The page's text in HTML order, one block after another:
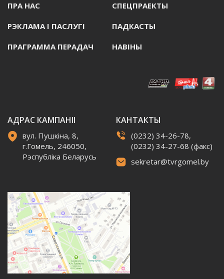
ПРА НАС СПЕЦПРАЕКТЫ
РЭКЛАМА I ПАСЛУГI ПАДКАСТЫ
ПРАГРАММА ПЕРАДАЧ НАВIНЫ
АДРАС КАМПАНІІ
вул. Пушкіна, 8,
г.Гомель, 246050,
Рэспубліка Беларусь
КАНТАКТЫ
(0232) 34-26-78,
(0232) 34-27-68 (факс)
sekretar@tvrgomel.by